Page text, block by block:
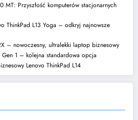
MT: Przyszłość komputerów stacjonarnych
ThinkPad L13 Yoga – odkryj najnowsze
– nowoczesny, ultralekki laptop biznesowy
Gen 1 – kolejna standardowa opcja
Lenovo ThinkPad L14